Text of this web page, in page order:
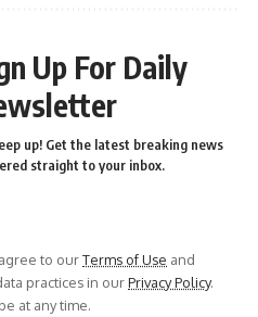
Up For Daily
up! Get the latest breaking news
straight to your inbox.
to ourTerms of Use and
practices in ourPrivacy Policy.
at any time.